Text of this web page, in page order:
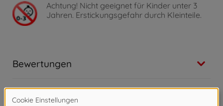
Achtung! Nicht geeignet für Kinder unter 3
Jahren. Erstickungsgefahr durch Kleinteile.
Bewertungen
FAQ